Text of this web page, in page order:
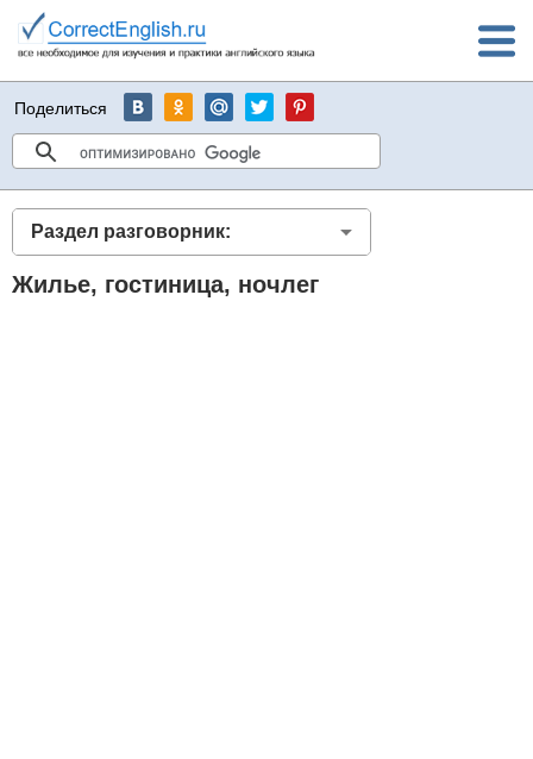
Поделиться
Раздел разговорник:
Жилье, гостиница, ночлег